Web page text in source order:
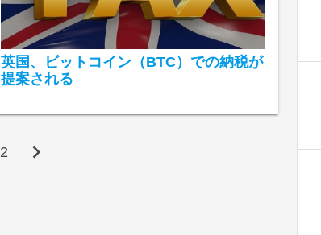
英国、ビットコイン（BTC）での納税が
提案される
2 chevron_right